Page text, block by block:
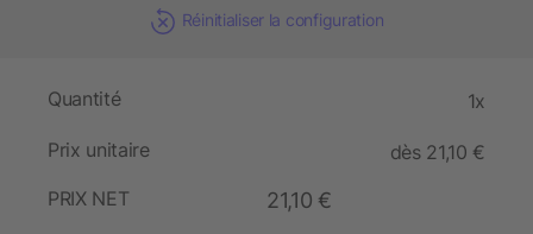
Réinitialiser la configuration
Quantité 1x
Prix unitaire
dès 21,10 €
PRIX NET
21,10 €